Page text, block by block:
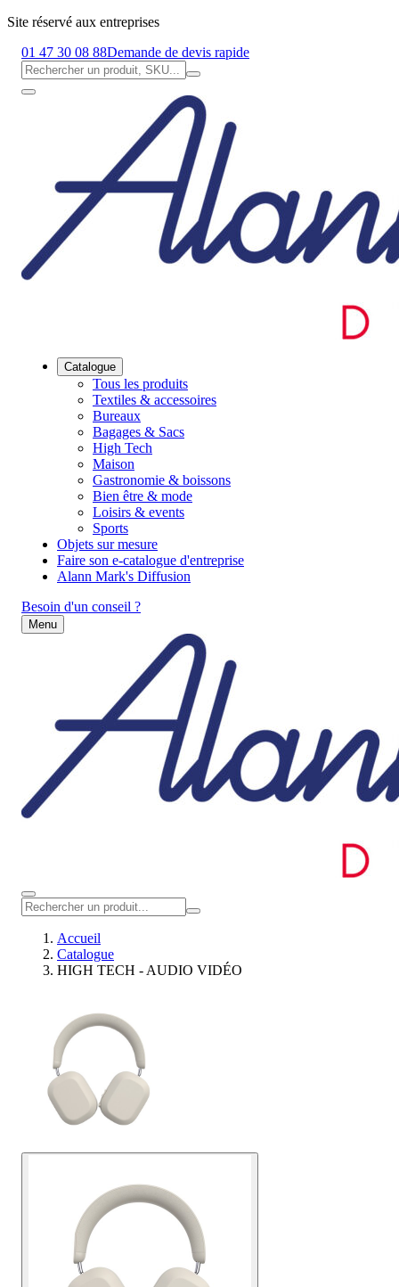
Site réservé aux entreprises
01 47 30 08 88Demande de devis rapide
Catalogue
Tous les produits
Textiles & accessoires
Bureaux
Bagages & Sacs
High Tech
Maison
Gastronomie & boissons
Bien être & mode
Loisirs & events
Sports
Objets sur mesure
Faire son e-catalogue d'entreprise
Alann Mark's Diffusion
Besoin d'un conseil ?
Menu
Accueil
Catalogue
HIGH TECH - AUDIO VIDÉO